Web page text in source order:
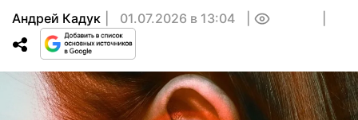
Андрей Кадук 01.07.2026 в 13:04